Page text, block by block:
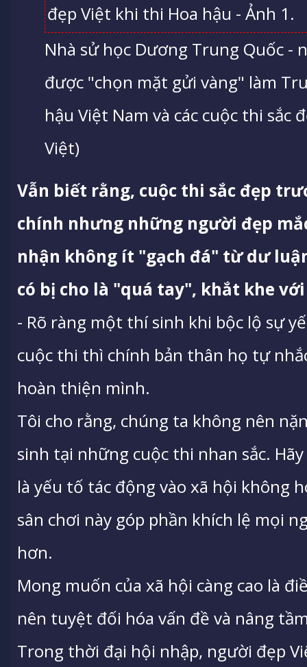
Nhà sử học Dương Trung Quốc -
được "chọn mặt gửi vàng" làm
hậu Việt Nam và các cuộc thi sắc
Việt)
Vẫn biết rằng, cuộc thi sắc đẹp
chính nhưng những người đẹp
nhận không ít "gạch đá" từ dư
có bị cho là "quá tay", khắt khe với
- Rõ ràng một thí sinh khi bộc lộ sự
cuộc thi thì chính bản thân họ tự
hoàn thiện mình.
Tôi cho rằng, chúng ta không nên
sinh tại những cuộc thi nhan sắc.
là yếu tố tác động vào xã hội không
sân chơi này góp phần khích lệ mọi
hơn.
Mong muốn của xã hội càng cao là
nên tuyệt đối hóa vấn đề và nâng
Trong thời đại hội nhập, người đẹp